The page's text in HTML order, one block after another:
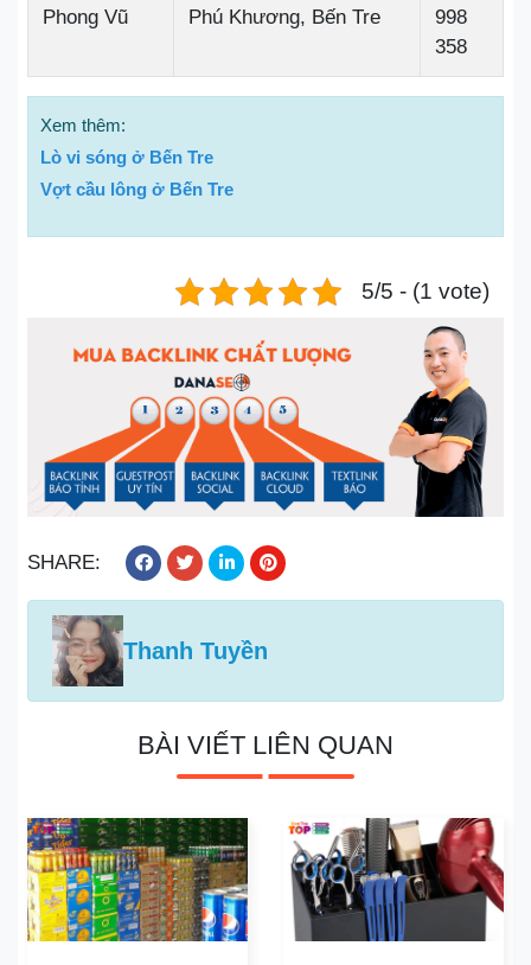
Phong Vũ
Phú Khương, Bến Tre
998
358
Xem thêm:
Lò vi sóng ở Bến Tre
Vợt cầu lông ở Bến Tre
5/5 - (1 vote)
SHARE:
Thanh Tuyền
BÀI VIẾT LIÊN QUAN